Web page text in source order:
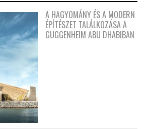
A HAGYOMÁNY ÉS A MODERN
ÉPÍTÉSZET TALÁLKOZÁSA A
GUGGENHEIM ABU DHABIBAN